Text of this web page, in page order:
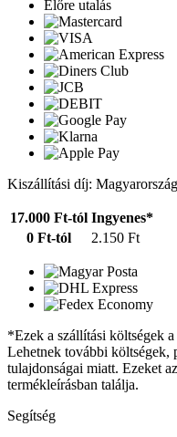
Előre utalás
Kiszállítási díj: Magyarország
17.000 Ft-tól Ingyenes*
0 Ft-tól
2.150 Ft
*Ezek a szállítási költségek
Lehetnek további költségek,
tulajdonságai miatt. Ezeket
termékleírásban találja.
Segítség